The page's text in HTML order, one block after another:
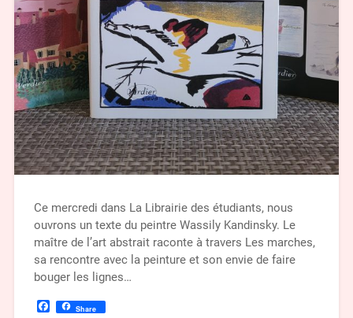
Ce mercredi dans La Librairie des étudiants, nous
ouvrons un texte du peintre Wassily Kandinsky. Le
maître de l’art abstrait raconte à travers Les marches,
sa rencontre avec la peinture et son envie de faire
bouger les lignes…
Facebook
Share